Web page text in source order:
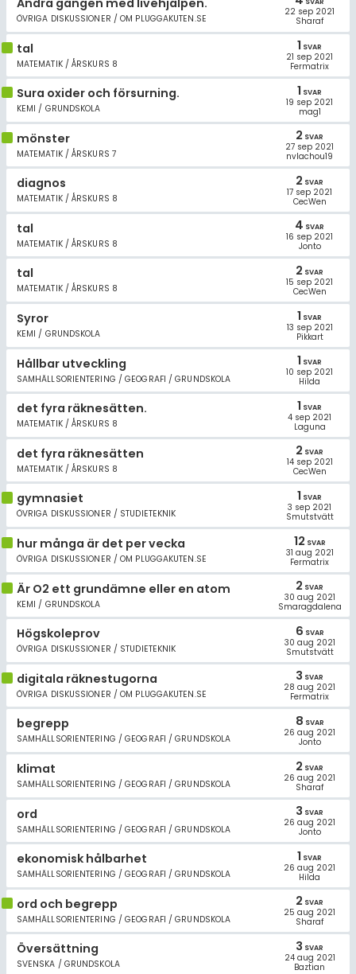
ÖVRIGA DISKUSSIONER / OM PLUGGAKUTEN.SE
SVAR
22 sep 2021
Sharaf
tal
MATEMATIK / ÅRSKURS 8
1 SVAR
21 sep 2021
Fermatrix
Sura oxider och försurning.
KEMI / GRUNDSKOLA
1 SVAR
19 sep 2021
mag1
mönster
MATEMATIK / ÅRSKURS 7
2 SVAR
27 sep 2021
nvlachou19
diagnos
MATEMATIK / ÅRSKURS 8
2 SVAR
17 sep 2021
CecWen
tal
MATEMATIK / ÅRSKURS 8
4 SVAR
16 sep 2021
Jonto
tal
MATEMATIK / ÅRSKURS 8
2 SVAR
15 sep 2021
CecWen
Syror
KEMI / GRUNDSKOLA
1 SVAR
13 sep 2021
Pikkart
Hållbar utveckling
SAMHÄLLSORIENTERING / GEOGRAFI / GRUNDSKOLA
1 SVAR
10 sep 2021
Hilda
det fyra räknesätten.
MATEMATIK / ÅRSKURS 8
1 SVAR
4 sep 2021
Laguna
det fyra räknesätten
MATEMATIK / ÅRSKURS 8
2 SVAR
14 sep 2021
CecWen
gymnasiet
ÖVRIGA DISKUSSIONER / STUDIETEKNIK
1 SVAR
3 sep 2021
Smutstvätt
hur många är det per vecka
ÖVRIGA DISKUSSIONER / OM PLUGGAKUTEN.SE
12 SVAR
31 aug 2021
Fermatrix
Är O2 ett grundämne eller en atom
KEMI / GRUNDSKOLA
2 SVAR
30 aug 2021
Smaragdalena
Högskoleprov
ÖVRIGA DISKUSSIONER / STUDIETEKNIK
6 SVAR
30 aug 2021
Smutstvätt
digitala räknestugorna
ÖVRIGA DISKUSSIONER / OM PLUGGAKUTEN.SE
3 SVAR
28 aug 2021
Fermatrix
begrepp
SAMHÄLLSORIENTERING / GEOGRAFI / GRUNDSKOLA
8 SVAR
26 aug 2021
Jonto
klimat
SAMHÄLLSORIENTERING / GEOGRAFI / GRUNDSKOLA
2 SVAR
26 aug 2021
Sharaf
ord
SAMHÄLLSORIENTERING / GEOGRAFI / GRUNDSKOLA
3 SVAR
26 aug 2021
Jonto
ekonomisk hålbarhet
SAMHÄLLSORIENTERING / GEOGRAFI / GRUNDSKOLA
1 SVAR
26 aug 2021
Hilda
ord och begrepp
SAMHÄLLSORIENTERING / GEOGRAFI / GRUNDSKOLA
2 SVAR
25 aug 2021
Sharaf
Översättning
SVENSKA / GRUNDSKOLA
3 SVAR
24 aug 2021
Baztian
Regler
10 inloggade
Om Pluggakuten
Allmänna villkor
Cookie-inställningar